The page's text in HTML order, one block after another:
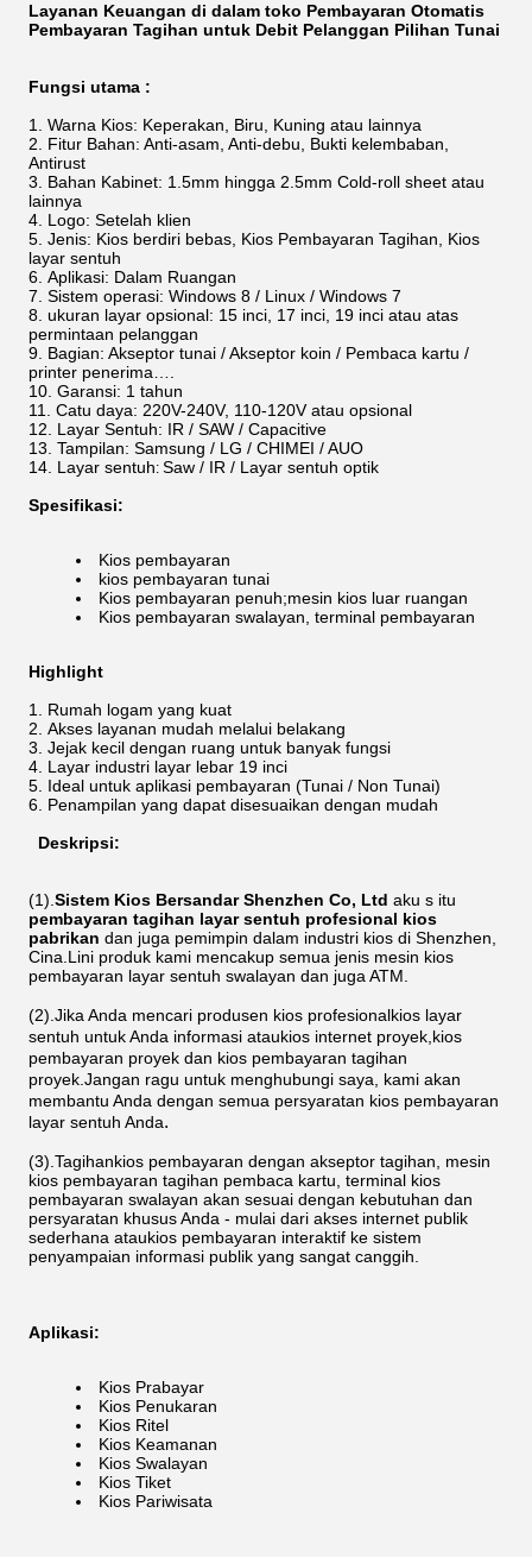
Layanan Keuangan di dalam toko Pembayaran Otomatis
Pembayaran Tagihan untuk Debit Pelanggan Pilihan Tunai
Fungsi utama :
Warna Kios: Keperakan, Biru, Kuning atau lainnya
Fitur Bahan: Anti-asam, Anti-debu, Bukti kelembaban,
Antirust
Bahan Kabinet: 1.5mm hingga 2.5mm Cold-roll sheet atau
lainnya
Logo: Setelah klien
Jenis: Kios berdiri bebas, Kios Pembayaran Tagihan, Kios
layar sentuh
Aplikasi: Dalam Ruangan
Sistem operasi: Windows 8 / Linux / Windows 7
ukuran layar opsional: 15 inci, 17 inci, 19 inci atau atas
permintaan pelanggan
Bagian: Akseptor tunai / Akseptor koin / Pembaca kartu /
printer penerima….
Garansi: 1 tahun
Catu daya: 220V-240V, 110-120V atau opsional
Layar Sentuh: IR / SAW / Capacitive
Tampilan: Samsung / LG / CHIMEI / AUO
Layar sentuh: Saw / IR / Layar sentuh optik
Spesifikasi:
Kios pembayaran
kios pembayaran tunai
Kios pembayaran penuh;mesin kios luar ruangan
Kios pembayaran swalayan, terminal pembayaran
Highlight
Rumah logam yang kuat
Akses layanan mudah melalui belakang
Jejak kecil dengan ruang untuk banyak fungsi
Layar industri layar lebar 19 inci
Ideal untuk aplikasi pembayaran (Tunai / Non Tunai)
Penampilan yang dapat disesuaikan dengan mudah
Deskripsi:
(1). Sistem Kios Bersandar Shenzhen Co, Ltd aku s itu
pembayaran tagihan layar sentuh profesional kios
pabrikan dan juga pemimpin dalam industri kios di Shenzhen,
Cina. Lini produk kami mencakup semua jenis mesin kios
pembayaran layar sentuh swalayan dan juga ATM.
(2).Jika Anda mencari produsen kios profesionalkios layar
sentuh untuk Anda informasi ataukios internet proyek, kios
pembayaran proyek dan kios pembayaran tagihan
proyek.Jangan ragu untuk menghubungi saya, kami akan
membantu Anda dengan semua persyaratan kios pembayaran
layar sentuh Anda.
(3).Tagihankios pembayaran dengan akseptor tagihan, mesin
kios pembayaran tagihan pembaca kartu, terminal kios
pembayaran swalayan akan sesuai dengan kebutuhan dan
persyaratan khusus Anda - mulai dari akses internet publik
sederhana ataukios pembayaran interaktif ke sistem
penyampaian informasi publik yang sangat canggih.
Aplikasi:
Kios Prabayar
Kios Penukaran
Kios Ritel
Kios Keamanan
Kios Swalayan
Kios Tiket
Kios Pariwisata